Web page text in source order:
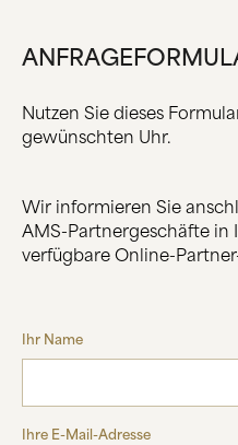
ANFRAGE
ÜBER UNS
HERSTELLUNG
SCHWARZWALD
KONTAKT
Nutzen Sie dieses
gewünschten Uhr.
Wir informieren Sie
AMS-Partnergeschäfte in
verfügbare Online-
Ihr Name
Ihre E-Mail-Adresse